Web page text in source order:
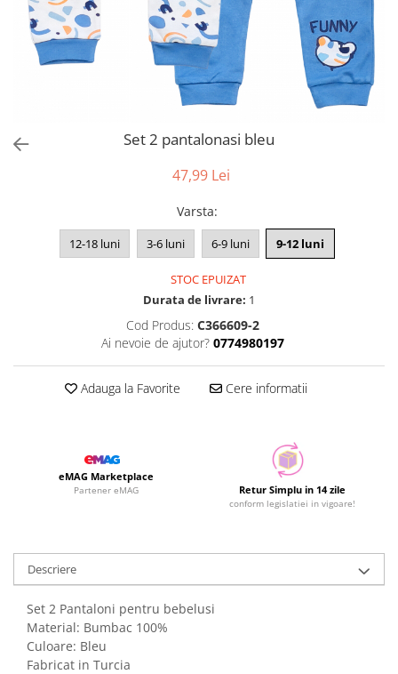
Set 2 pantalonasi bleu
47,99 Lei
Varsta:
12-18 luni 3-6 luni 6-9 luni 9-12 luni
STOC EPUIZAT
Durata de livrare: 1
Cod Produs: C366609-2
Ai nevoie de ajutor? 0774980197
Adauga la Favorite Cere informatii
eMAG Marketplace
Partener eMAG Retur Simplu in 14 zile
conform legislatiei in vigoare!
Descriere
Set 2 Pantaloni pentru bebelusi
Material: Bumbac 100%
Culoare: Bleu
Fabricat in Turcia